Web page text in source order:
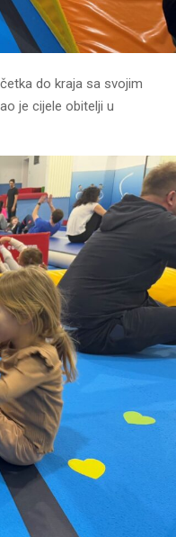
do kraja sa svojim
je cijele obitelji u